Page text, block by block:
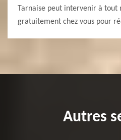
Tarnaise peut intervenir à
gratuitement chez vous pour
Autres